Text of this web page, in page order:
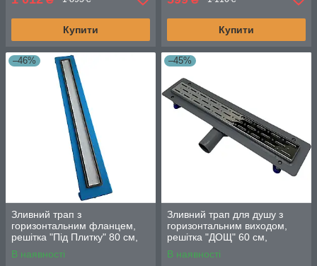
Купити Купити
–46%
Зливний трап з
горизонтальним фланцем,
решітка "Під Плитку" 80 см,
Душовий канал з подвійним
гідрозатвором
В наявності
–45%
Зливний трап для душу з
горизонтальним виходом,
решітка "ДОЩ" 60 см,
Душовий канал з сухим
затвором
В наявності